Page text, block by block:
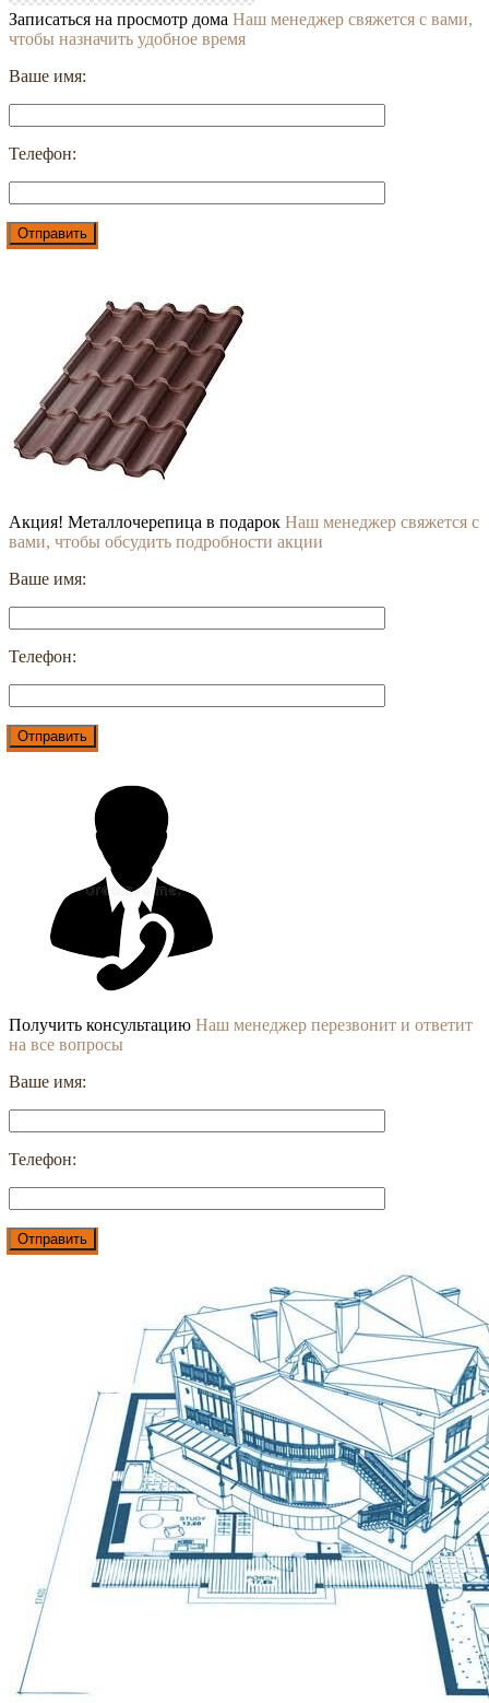
Записаться на просмотр дома Наш менеджер свяжется с вами,
чтобы назначить удобное время
Ваше имя:
Телефон:
Акция! Металлочерепица в подарок Наш менеджер свяжется с
вами, чтобы обсудить подробности акции
Ваше имя:
Телефон:
Получить консультацию Наш менеджер перезвонит и ответит
на все вопросы
Ваше имя:
Телефон: